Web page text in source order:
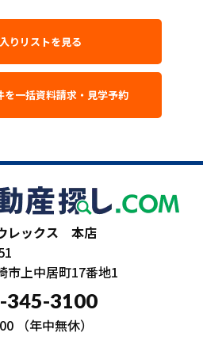
りリストを見る
レックス 本店
市上中居町17番地1
345-3100
（年中無休）